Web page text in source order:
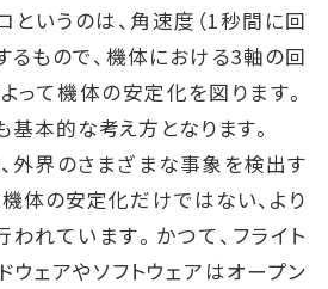
というのは、角速度（1秒間に回
るもので、機体における3軸の回
って機体の安定化を図ります。
基本的な考え方となります。
外界のさまざまな事象を検出す
機体の安定化だけではない、より
れています。かつて、フライト
ウェアやソフトウェアはオープン